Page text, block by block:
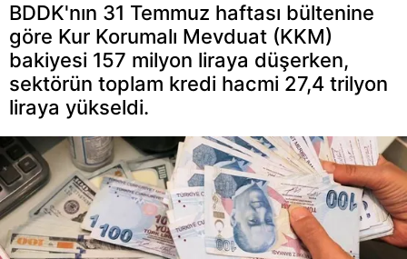
BDDK'nın 31 Temmuz haftası bültenine
göre Kur Korumalı Mevduat (KKM)
bakiyesi 157 milyon liraya düşerken,
sektörün toplam kredi hacmi 27,4 trilyon
liraya yükseldi.